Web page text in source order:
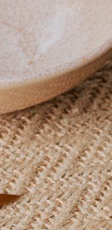
que podem te
Pagamento